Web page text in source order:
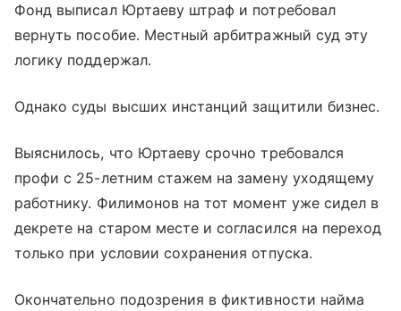
Фонд выписал Юртаеву штраф и потребовал
вернуть пособие. Местный арбитражный суд эту
логику поддержал.
Однако суды высших инстанций защитили бизнес.
Выяснилось, что Юртаеву срочно требовался
профи с 25-летним стажем на замену уходящему
работнику. Филимонов на тот момент уже сидел в
декрете на старом месте и согласился на переход
только при условии сохранения отпуска.
Окончательно подозрения в фиктивности найма